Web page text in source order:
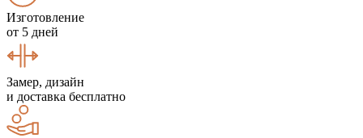
Изготовление
от 5 дней
Замер, дизайн
и доставка бесплатно